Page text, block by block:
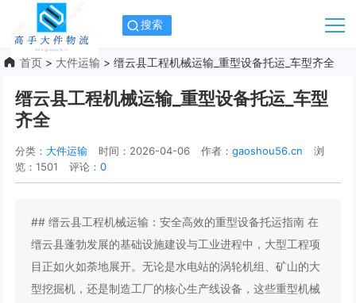
搜索
首页 > 大件运输 > 缙云县工程机械运输_重型设备托运_车型齐全
缙云县工程机械运输_重型设备托运_车型
齐全
分类： 大件运输 时间：2026-04-06 作者：gaoshou56.cn
浏
览：1501
评论：0
## 缙云县工程机械运输：安全高效的重型设备托运指南 在
缙云县蓬勃发展的基础设施建设与工业进程中，大型工程项
目正如火如荼地展开。无论是水电站的涡轮机组、矿山的大
型挖掘机，还是制造工厂的核心生产线设备，这些重型机械